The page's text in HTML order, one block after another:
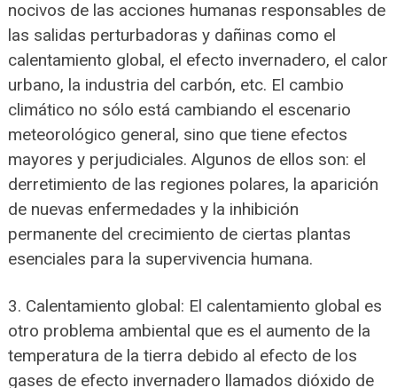
nocivos de las acciones humanas responsables de
las salidas perturbadoras y dañinas como el
calentamiento global, el efecto invernadero, el calor
urbano, la industria del carbón, etc. El cambio
climático no sólo está cambiando el escenario
meteorológico general, sino que tiene efectos
mayores y perjudiciales. Algunos de ellos son: el
derretimiento de las regiones polares, la aparición
de nuevas enfermedades y la inhibición
permanente del crecimiento de ciertas plantas
esenciales para la supervivencia humana.
3. Calentamiento global: El calentamiento global es
otro problema ambiental que es el aumento de la
temperatura de la tierra debido al efecto de los
gases de efecto invernadero llamados dióxido de